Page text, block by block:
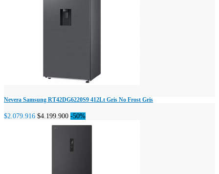
Nevera Samsung RT42DG6220S9 412Lt Gris No Frost Gris
$2.079.916 $4.199.900 -50%